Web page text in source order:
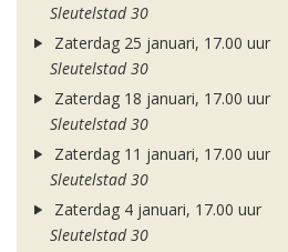
Sleutelstad 30
Zaterdag 25 januari, 17.00 uur
Sleutelstad 30
Zaterdag 18 januari, 17.00 uur
Sleutelstad 30
Zaterdag 11 januari, 17.00 uur
Sleutelstad 30
Zaterdag 4 januari, 17.00 uur
Sleutelstad 30